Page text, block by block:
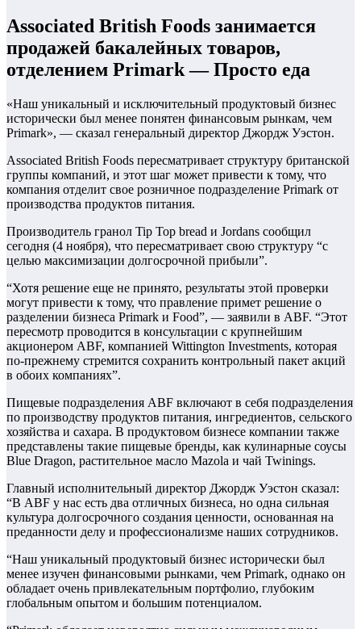
Associated British Foods занимается
продажей бакалейных товаров,
отделением Primark — Просто еда
«Наш уникальный и исключительный продуктовый бизнес
исторически был менее понятен финансовым рынкам, чем
Primark», — сказал генеральный директор Джордж Уэстон.
Associated British Foods пересматривает структуру британской
группы компаний, и этот шаг может привести к тому, что
компания отделит свое розничное подразделение Primark от
производства продуктов питания.
Производитель гранол Tip Top bread и Jordans сообщил
сегодня (4 ноября), что пересматривает свою структуру “с
целью максимизации долгосрочной прибыли”.
“Хотя решение еще не принято, результаты этой проверки
могут привести к тому, что правление примет решение о
разделении бизнеса Primark и Food”, — заявили в ABF. “Этот
пересмотр проводится в консультации с крупнейшим
акционером ABF, компанией Wittington Investments, которая
по-прежнему стремится сохранить контрольный пакет акций
в обоих компаниях”.
Пищевые подразделения ABF включают в себя подразделения
по производству продуктов питания, ингредиентов, сельского
хозяйства и сахара. В продуктовом бизнесе компании также
представлены такие пищевые бренды, как кулинарные соусы
Blue Dragon, растительное масло Mazola и чай Twinings.
Главный исполнительный директор Джордж Уэстон сказал:
“В ABF у нас есть два отличных бизнеса, но одна сильная
культура долгосрочного создания ценности, основанная на
преданности делу и профессионализме наших сотрудников.
“Наш уникальный продуктовый бизнес исторически был
менее изучен финансовыми рынками, чем Primark, однако он
обладает очень привлекательным портфолио, глубоким
глобальным опытом и большим потенциалом.